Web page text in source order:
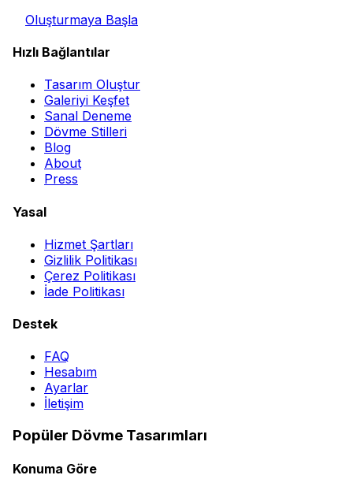
Oluşturmaya Başla
Hızlı Bağlantılar
Tasarım Oluştur
Galeriyi Keşfet
Sanal Deneme
Dövme Stilleri
Blog
About
Press
Yasal
Hizmet Şartları
Gizlilik Politikası
Çerez Politikası
İade Politikası
Destek
FAQ
Hesabım
Ayarlar
İletişim
Popüler Dövme Tasarımları
Konuma Göre